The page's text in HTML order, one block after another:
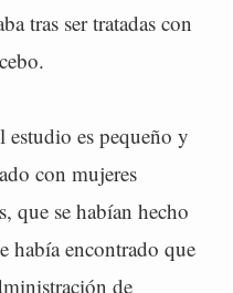
tras ser tratadas con
estudio es pequeño y
con mujeres
que se habían hecho
había encontrado que
de